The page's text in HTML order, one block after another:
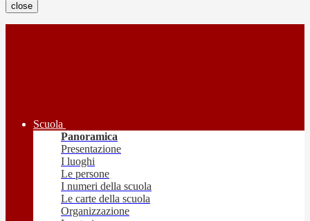
close
Scuola
Panoramica
Presentazione
I luoghi
Le persone
I numeri della scuola
Le carte della scuola
Organizzazione